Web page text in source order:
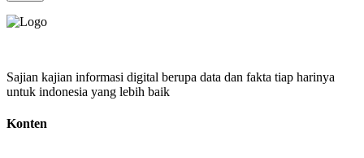
Sajian kajian informasi digital berupa data dan fakta tiap harinya
untuk indonesia yang lebih baik
Konten